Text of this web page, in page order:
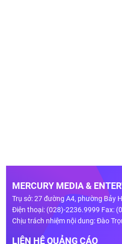
MERCURY MEDIA &
Trụ sở: 27 đường A4, phường Bảy
Điện thoại: (028)-2236.9999 Fax:
Chịu trách nhiệm nội dung: Đào
LIÊN HỆ QUẢNG CÁO